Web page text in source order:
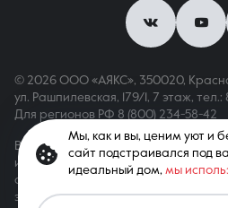
© 2026 ООО «АЯКС», 350020,
ул. Рашпилевская, 179/1, 7 этаж, тел.:
Для регионов РФ 8 (800) 234-58-42
Вся информация, опубликованная
информационный характер и не
определяемой положениями ст. 437
защищены. При копировании
Мы, как и вы, ценим уют и
сайт подстраивался под
идеальный дом, мы